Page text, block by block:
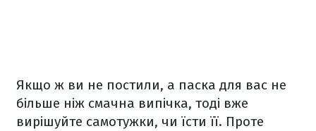
Якщо ж ви не постили, а паска для вас не
більше ніж смачна випічка, тоді вже
вирішуйте самотужки, чи їсти її. Проте